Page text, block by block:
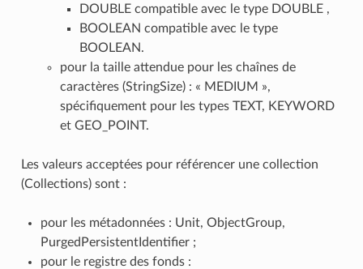
DOUBLE compatible avec le type DOUBLE ,
BOOLEAN compatible avec le type
BOOLEAN.
pour la taille attendue pour les chaînes de
caractères (StringSize) : « MEDIUM »,
spécifiquement pour les types TEXT, KEYWORD
et GEO_POINT.
Les valeurs acceptées pour référencer une collection
(Collections) sont :
pour les métadonnées : Unit, ObjectGroup,
PurgedPersistentIdentifier ;
pour le registre des fonds :